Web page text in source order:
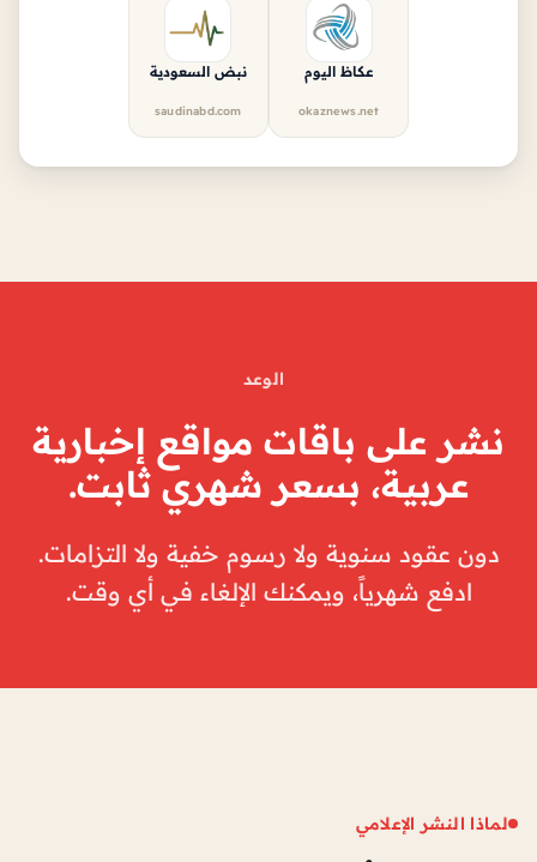
عكاظ اليوم
okaznews.net
نبض السعودية
saudinabd.com
الوعد
نشر على باقات مواقع إخبارية
عربية، بسعر شهري ثابت.
دون عقود سنوية ولا رسوم خفية ولا التزامات.
ادفع شهرياً، ويمكنك الإلغاء في أي وقت.
لماذا النشر الإعلامي